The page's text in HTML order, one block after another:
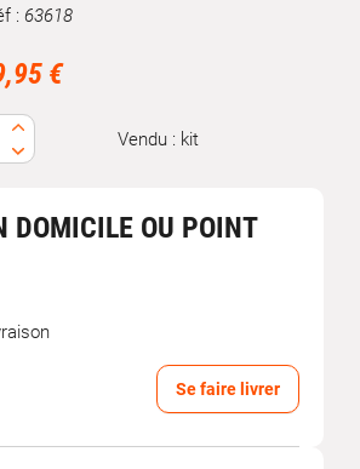
: 63618
€
Vendu : kit
DOMICILE OU POINT
Se faire livrer